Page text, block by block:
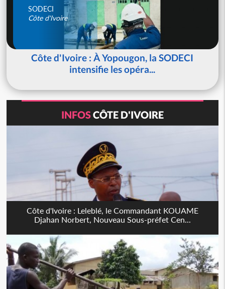
SODECI
Côte d'Ivoire
Côte d'Ivoire : À Yopougon, la SODECI
intensifie les opéra...
INFOSCÔTE D'IVOIRE
Côte d'Ivoire : Leleblé, le Commandant KOUAME
Djahan Norbert, Nouveau Sous-préfet Cen...